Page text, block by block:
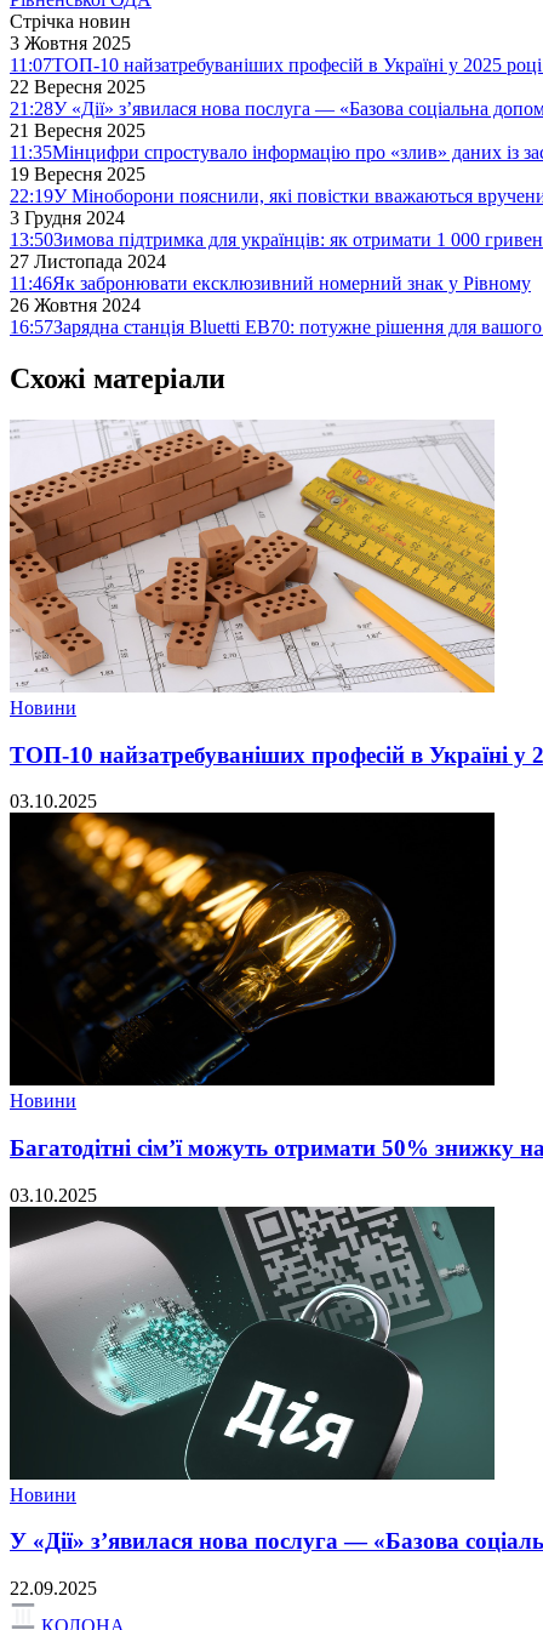
Стрічка новин
3 Жовтня 2025
11:07ТОП-10 найзатребуваніших професій в Україні у 2025 році
22 Вересня 2025
21:28У «Дії» з’явилася нова послуга — «Базова соціальна
21 Вересня 2025
11:35Мінцифри спростувало інформацію про «злив» даних із
19 Вересня 2025
22:19У Міноборони пояснили, які повістки вважаються
3 Грудня 2024
13:50Зимова підтримка для українців: як отримати 1 000
27 Листопада 2024
11:46Як забронювати ексклюзивний номерний знак у Рівному
26 Жовтня 2024
16:57Зарядна станція Bluetti EB70: потужне рішення для вашого
Схожі матеріали
Новини
ТОП-10 найзатребуваніших професій в Україні у
03.10.2025
Новини
Багатодітні сім’ї можуть отримати 50%
03.10.2025
Новини
У «Дії» з’явилася нова послуга — «Базова
22.09.2025